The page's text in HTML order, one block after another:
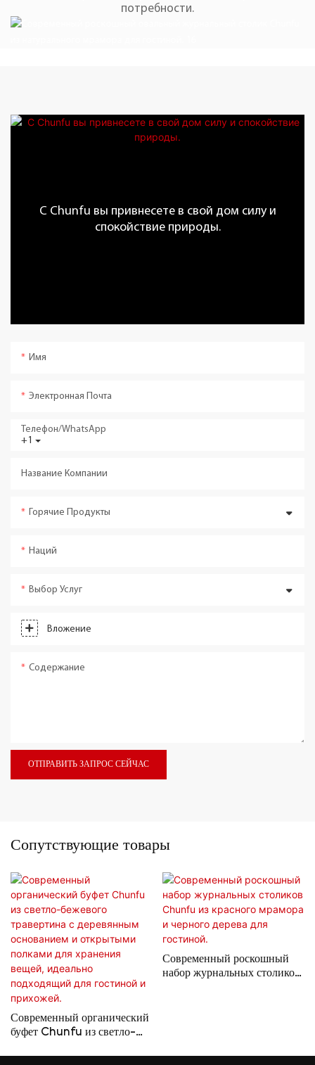
потребности.
С Chunfu вы привнесете в свой дом силу и
спокойствие природы.
Имя
Электронная Почта
+1
Телефон/WhatsApp
Название Компании
Горячие Продукты
Наций
Выбор Услуг
Вложение
Содержание
ОТПРАВИТЬ ЗАПРОС СЕЙЧАС
Сопутствующие товары
Современный органический
буфет Chunfu из светло-
Современный роскошный
набор журнальных столиков